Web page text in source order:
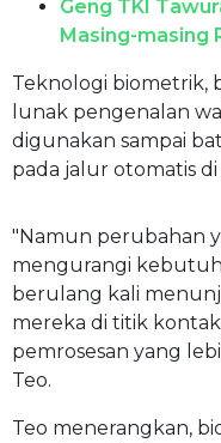
Geng TKI
Masing-masing
Teknologi biometrik,
lunak pengenalan
digunakan sampai
pada jalur otomatis di
"Namun perubahan
mengurangi
berulang kali
mereka di titik
pemrosesan yang
Teo.
Teo menerangkan,